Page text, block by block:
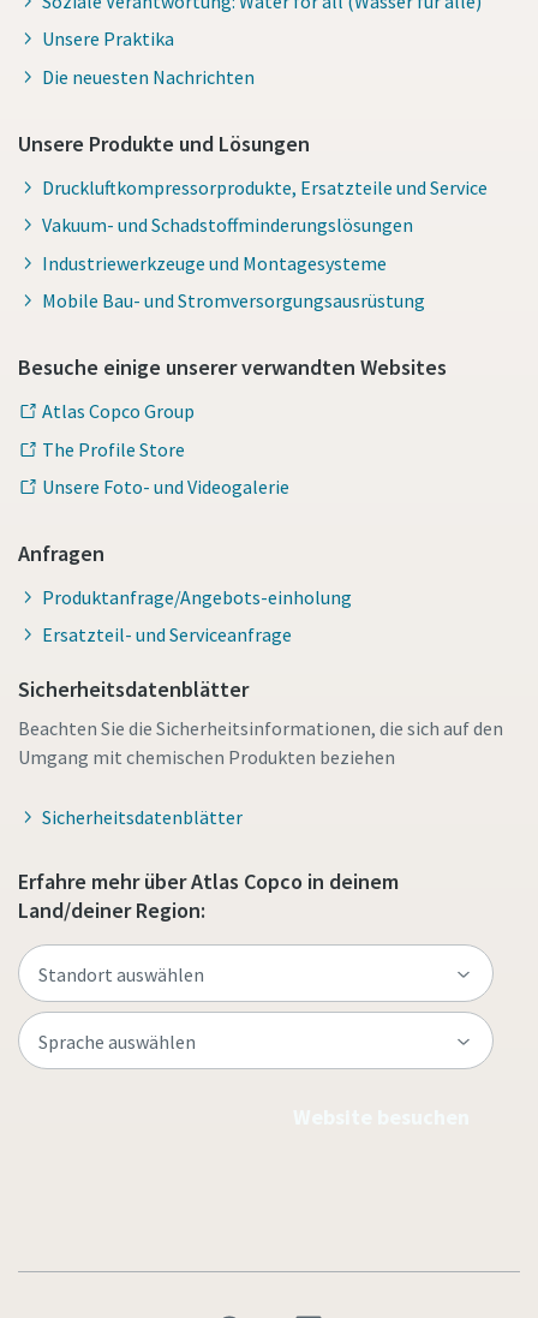
Unsere Praktika
Die neuesten Nachrichten
Unsere Produkte und Lösungen
Druckluftkompressorprodukte, Ersatzteile und Service
Vakuum- und Schadstoffminderungslösungen
Industriewerkzeuge und Montagesysteme
Mobile Bau- und Stromversorgungsausrüstung
Besuche einige unserer verwandten Websites
Atlas Copco Group
The Profile Store
Unsere Foto- und Videogalerie
Anfragen
Produktanfrage/Angebots-einholung
Ersatzteil- und Serviceanfrage
Sicherheitsdatenblätter
Beachten Sie die Sicherheitsinformationen, die sich auf den
Umgang mit chemischen Produkten beziehen
Sicherheitsdatenblätter
Erfahre mehr über Atlas Copco in deinem
Land/deiner Region: